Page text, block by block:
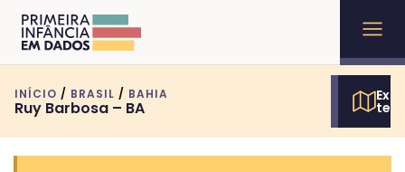
INÍCIO / BRASIL / BAHIA
Ruy Barbosa – BA